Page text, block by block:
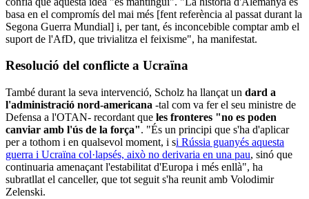
basa en el compromís del mai més [fent referència al passat durant la
Segona Guerra Mundial] i, per tant, és inconcebible comptar amb el
suport de l'AfD, que trivialitza el feixisme", ha manifestat.
Resolució del conflicte a Ucraïna
També durant la seva intervenció, Scholz ha llançat un dard a
l'administració nord-americana -tal com va fer el seu ministre de
Defensa a l'OTAN- recordant que les fronteres "no es poden
canviar amb l'ús de la força". "És un principi que s'ha d'aplicar
per a tothom i en qualsevol moment, i si Rússia guanyés aquesta
guerra i Ucraïna col·lapsés, això no derivaria en una pau, sinó que
continuaria amenaçant l'estabilitat d'Europa i més enllà", ha
subratllat el canceller, que tot seguit s'ha reunit amb Volodimir
Zelenski.